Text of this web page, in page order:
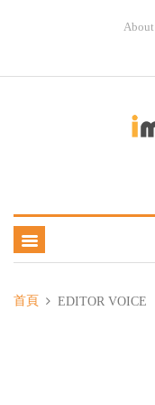
About
首頁 EDITOR VOICE